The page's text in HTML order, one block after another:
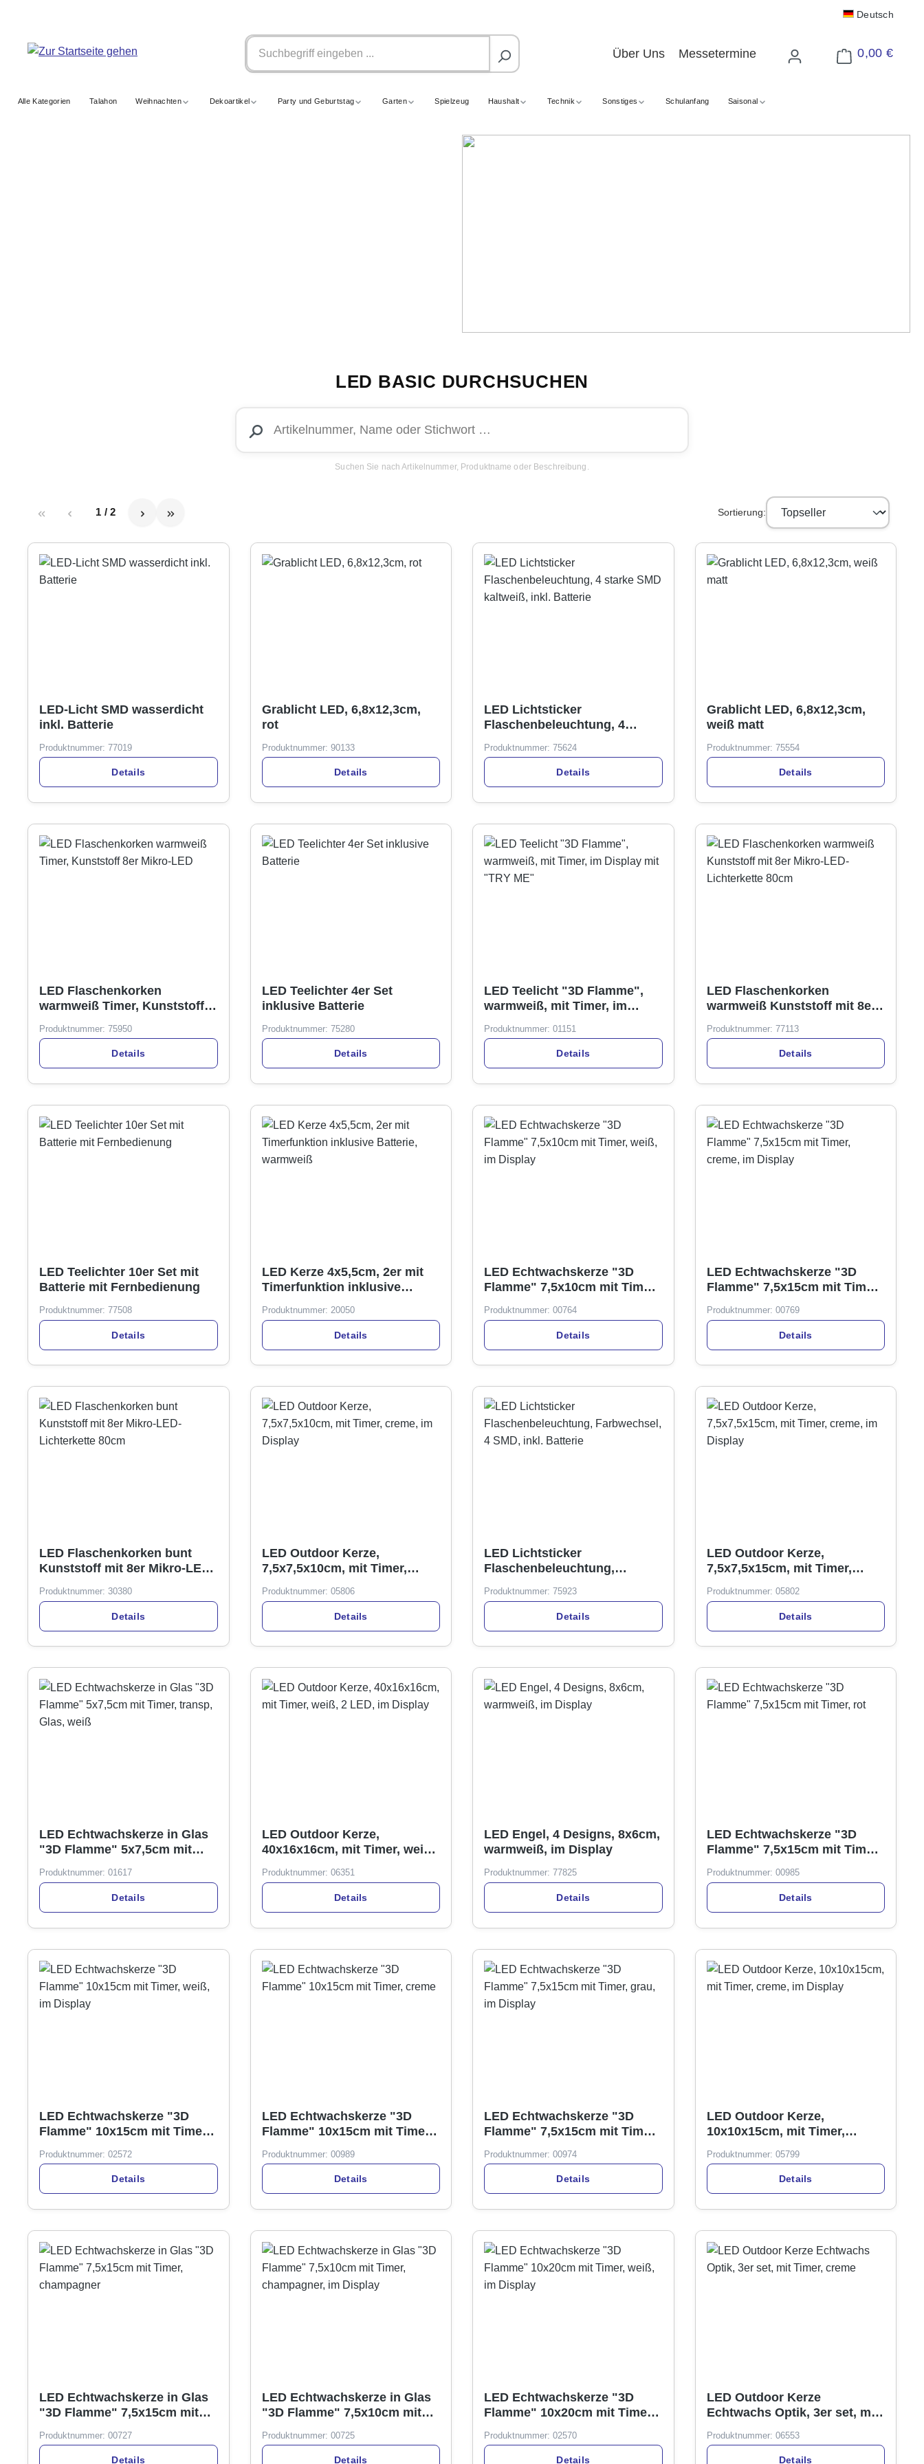
Deutsch
Über Uns Messetermine 0,00 €
Warenkorb enthält
Alle Kategorien Talahon Weihnachten Dekoartikel Party und Geburtstag Garten Spielzeug Haushalt Technik Sonstiges Schulanfang Saisonal
LED BASIC DURCHSUCHEN
Suchen Sie nach Artikelnummer, Produktname oder Beschreibung.
1 / 2 Sortierung:
LED-Licht SMD wasserdicht
inkl. Batterie
Produktnummer: 77019
Details
Grablicht LED, 6,8x12,3cm,
rot
Produktnummer: 90133
Details
LED Lichtsticker
Flaschenbeleuchtung, 4
Batterie
Produktnummer: 75624
Details
Grablicht LED, 6,8x12,3cm,
weiß matt
Produktnummer: 75554
Details
LED Flaschenkorken
warmweiß Timer, Kunststoff
Produktnummer: 75950
Details
LED Teelichter 4er Set
inklusive Batterie
Produktnummer: 75280
Details
LED Teelicht "3D Flamme",
warmweiß, mit Timer, im
Produktnummer: 01151
Details
LED Flaschenkorken
warmweiß Kunststoff mit 8er
Produktnummer: 77113
Details
LED Teelichter 10er Set mit
Batterie mit Fernbedienung
Produktnummer: 77508
Details
LED Kerze 4x5,5cm, 2er mit
Timerfunktion inklusive
Produktnummer: 20050
Details
LED Echtwachskerze "3D
Flamme" 7,5x10cm mit Timer,
Produktnummer: 00764
Details
LED Echtwachskerze "3D
Flamme" 7,5x15cm mit Timer,
Produktnummer: 00769
Details
LED Flaschenkorken bunt
Kunststoff mit 8er Mikro-LED-
Produktnummer: 30380
Details
LED Outdoor Kerze,
7,5x7,5x10cm, mit Timer,
Produktnummer: 05806
Details
LED Lichtsticker
Flaschenbeleuchtung,
Batterie
Produktnummer: 75923
Details
LED Outdoor Kerze,
7,5x7,5x15cm, mit Timer,
Produktnummer: 05802
Details
LED Echtwachskerze in Glas
"3D Flamme" 5x7,5cm mit
Produktnummer: 01617
Details
LED Outdoor Kerze,
40x16x16cm, mit Timer, weiß,
Produktnummer: 06351
Details
LED Engel, 4 Designs, 8x6cm,
warmweiß, im Display
Produktnummer: 77825
Details
LED Echtwachskerze "3D
Flamme" 7,5x15cm mit Timer,
Produktnummer: 00985
Details
LED Echtwachskerze "3D
Flamme" 10x15cm mit Timer,
Produktnummer: 02572
Details
LED Echtwachskerze "3D
Flamme" 10x15cm mit Timer,
Produktnummer: 00989
Details
LED Echtwachskerze "3D
Flamme" 7,5x15cm mit Timer,
Produktnummer: 00974
Details
LED Outdoor Kerze,
10x10x15cm, mit Timer,
Produktnummer: 05799
Details
LED Echtwachskerze in Glas
"3D Flamme" 7,5x15cm mit
Produktnummer: 00727
Details
LED Echtwachskerze in Glas
"3D Flamme" 7,5x10cm mit
Display
Produktnummer: 00725
Details
LED Echtwachskerze "3D
Flamme" 10x20cm mit Timer,
Produktnummer: 02570
Details
LED Outdoor Kerze
Echtwachs Optik, 3er set, mit
Produktnummer: 06553
Details